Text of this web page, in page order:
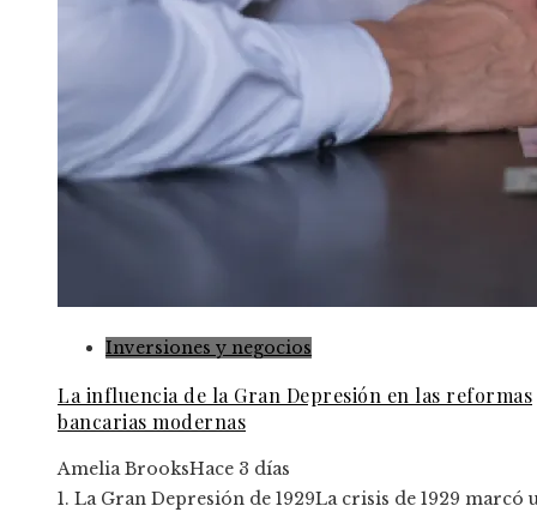
Inversiones y negocios
La influencia de la Gran Depresión en las reformas
bancarias modernas
Amelia BrooksHace 3 días
1. La Gran Depresión de 1929La crisis de 1929 marcó